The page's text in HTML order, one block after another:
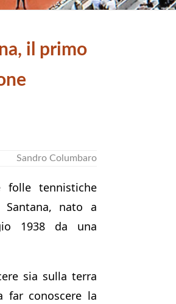
il primo
Sandro Columbaro
tennistiche
Santana, nato a
1938 da una
sia sulla terra
far conoscere la